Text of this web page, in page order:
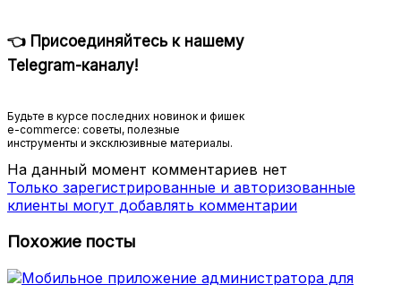
👈 Присоединяйтесь к нашему
Telegram-каналу!
Будьте в курсе последних новинок и фишек
e-commerce: советы, полезные
инструменты и эксклюзивные материалы.
На данный момент комментариев нет
Только зарегистрированные и авторизованные
клиенты могут добавлять комментарии
Похожие посты